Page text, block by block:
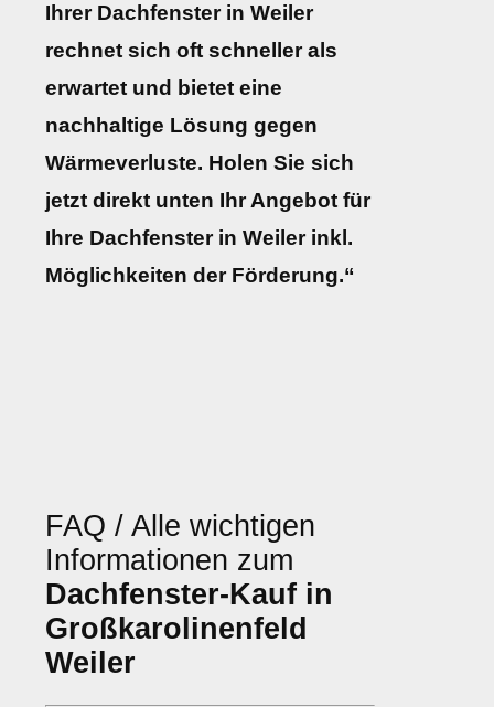
Ihrer Dachfenster in Weiler
rechnet sich oft schneller als
erwartet und bietet eine
nachhaltige Lösung gegen
Wärmeverluste. Holen Sie sich
jetzt direkt unten Ihr Angebot für
Ihre Dachfenster in Weiler inkl.
Möglichkeiten der Förderung.“
FAQ / Alle wichtigen
Informationen zum
Dachfenster-Kauf in
Großkarolinenfeld
Weiler